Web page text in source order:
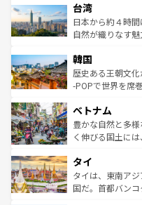
ならではの贅沢な旅のスタイ
情報はコンテン
れるおもてなしの
人々、おいしい
ク、伝統的なフ
ワイを、存分に味わってほしい
はコンテンツ一覧
リアリーフや大陸
ク）、タスマニ
ど、見どころが
いる。アクティビ
ビング、ハイキ
い。オーストラ
参照してほしい。
台湾
日本から約４時
自然が織りなす
ン）、静ひつな山
と山間の静けさ
驚きをもたらし
容にもいいと評判
が味
照してほしい。
韓国
歴史ある王朝文
-POPで世界を席
き、地方に足を延
できる。そして
まで、さまざま
リティに包まれな
覧を参照してほし
ベトナム
豊かな自然と多
く伸びる国土に
急速な発展と共に
ーチミン市のフ
醸し出している
タイ
タイは、東南ア
国だ。首都バン